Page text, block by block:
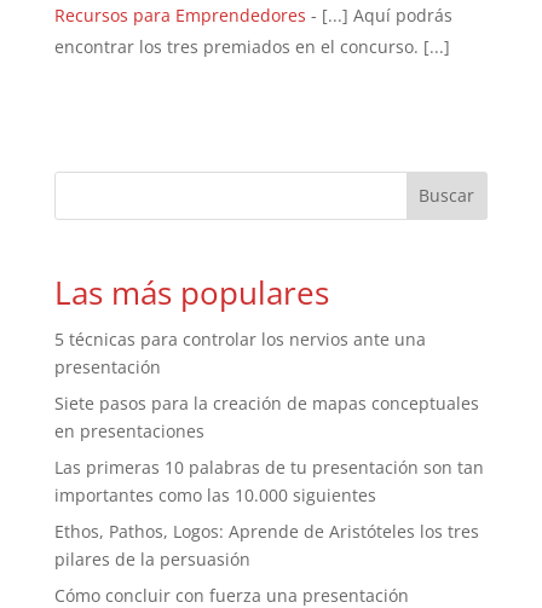
Recursos para Emprendedores - [...] Aquí podrás
encontrar los tres premiados en el concurso. [...]
Las más populares
5 técnicas para controlar los nervios ante una
presentación
Siete pasos para la creación de mapas conceptuales
en presentaciones
Las primeras 10 palabras de tu presentación son tan
importantes como las 10.000 siguientes
Ethos, Pathos, Logos: Aprende de Aristóteles los tres
pilares de la persuasión
Cómo concluir con fuerza una presentación